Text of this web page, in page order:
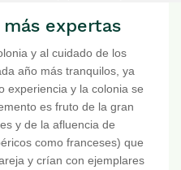
más expertas
y al cuidado de los
año más tranquilos, ya
experiencia y la colonia se
es fruto de la gran
y de la afluencia de
como franceses) que
y crían con ejemplares